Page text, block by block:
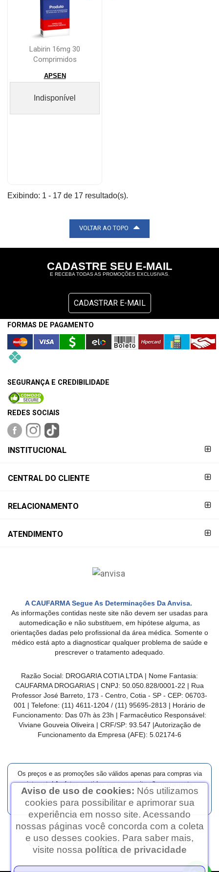
Labirin 16mg 30
Comprimidos
APSEN
Indisponível
Exibindo: 1 - 17 de 17 resultado(s).
VOLTAR AO TOPO
CADASTRE SEU E-MAIL
E RECEBA TODAS AS PROMOÇÕES EXCLUSIVAS.
CADASTRAR E-MAIL
FORMAS DE PAGAMENTO
SEGURANÇA E CREDIBILIDADE
REDES SOCIAIS
PAGAMENTO
INSTITUCIONAL
CENTRAL DO CLIENTE
RELACIONAMENTO
ATENDIMENTO
A CAUFARMA Segue As Determinações Da Anvisa.
As informações contidas neste site não devem ser usadas para
automedicação e não substituem, em hipótese alguma, as
orientações dadas pelo profissional da área médica. Somente o
médico está apto a diagnosticar qualquer problema de saúde e
prescrever o tratamento adequado.
Razão Social: DROGARIA COTIA LTDA | Nome Fantasia:
CAUFARMA DROGARIAS | CNPJ: 50.050.828/0001-22 | Rua
Professor José Barreto, 173 - Centro, Cotia - SP - CEP: 06703-
001 | Telefone: (11) 4611-1204 / (11) 95695-2813 | Horário de
Funcionamento: Das 07h às 23h | Farmacêutico Responsável:
Viviane Gouveia Oliveira | CRF/SP: 93.547 |Autorização de
Funcionamento da Empresa (AFE): 5.02174-6
Os preços e as promoções são válidos apenas para compras via
internet. | As fotos contidas em nosso site são meramente
ilustrativas. | *Preços e disponibilidade sujeitos a alterações no
decorrer do dia.
Copyright © 2025 Caufarma - Todos os direitos
reservados.
Aviso de uso de cookies: Nós utilizamos
cookies para possibilitar e aprimorar sua
experiência em nosso site. Acessando
nossas páginas você concorda com a coleta
e uso desses cookies. Para saber mais,
visite nossa política de privacidade